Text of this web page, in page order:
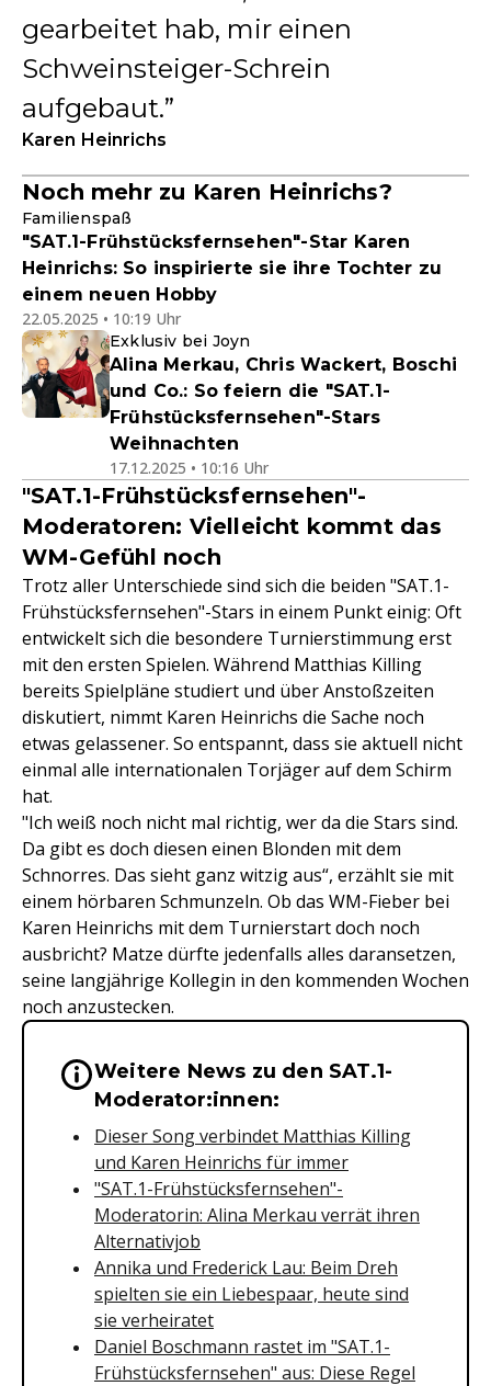
gearbeitet hab, mir einen
Schweinsteiger-Schrein
aufgebaut.
Karen Heinrichs
Noch mehr zu Karen Heinrichs?
Familienspaß
"SAT.1-Frühstücksfernsehen"-Star Karen
Heinrichs: So inspirierte sie ihre Tochter zu
einem neuen Hobby
22.05.2025 • 10:19 Uhr
Exklusiv bei Joyn
Alina Merkau, Chris Wackert, Boschi
und Co.: So feiern die "SAT.1-
Frühstücksfernsehen"-Stars
Weihnachten
17.12.2025 • 10:16 Uhr
"SAT.1-Frühstücksfernsehen"-
Moderatoren: Vielleicht kommt das
WM-Gefühl noch
Trotz aller Unterschiede sind sich die beiden "SAT.1-
Frühstücksfernsehen"-Stars in einem Punkt einig: Oft
entwickelt sich die besondere Turnierstimmung erst
mit den ersten Spielen. Während Matthias Killing
bereits Spielpläne studiert und über Anstoßzeiten
diskutiert, nimmt Karen Heinrichs die Sache noch
etwas gelassener. So entspannt, dass sie aktuell nicht
einmal alle internationalen Torjäger auf dem Schirm
hat.
"Ich weiß noch nicht mal richtig, wer da die Stars sind.
Da gibt es doch diesen einen Blonden mit dem
Schnorres. Das sieht ganz witzig aus“, erzählt sie mit
einem hörbaren Schmunzeln. Ob das WM-Fieber bei
Karen Heinrichs mit dem Turnierstart doch noch
ausbricht? Matze dürfte jedenfalls alles daransetzen,
seine langjährige Kollegin in den kommenden Wochen
noch anzustecken.
Wichtige Hinweise &
Weitere News zu den SAT.1-
Moderator:innen:
Dieser Song verbindet Matthias Killing
und Karen Heinrichs für immer
"SAT.1-Frühstücksfernsehen"-
Moderatorin: Alina Merkau verrät ihren
Alternativjob
Annika und Frederick Lau: Beim Dreh
spielten sie ein Liebespaar, heute sind
sie verheiratet
Daniel Boschmann rastet im "SAT.1-
Frühstücksfernsehen" aus: Diese Regel